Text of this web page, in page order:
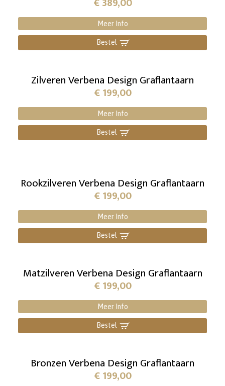
Meer Info
Bestel ]
Zilveren Verbena Design Graflantaarn
€199,00
Meer Info
Bestel ]
Rookzilveren Verbena Design Graflantaarn
€199,00
Meer Info
Bestel ]
Matzilveren Verbena Design Graflantaarn
€199,00
Meer Info
Bestel ]
Bronzen Verbena Design Graflantaarn
€199,00